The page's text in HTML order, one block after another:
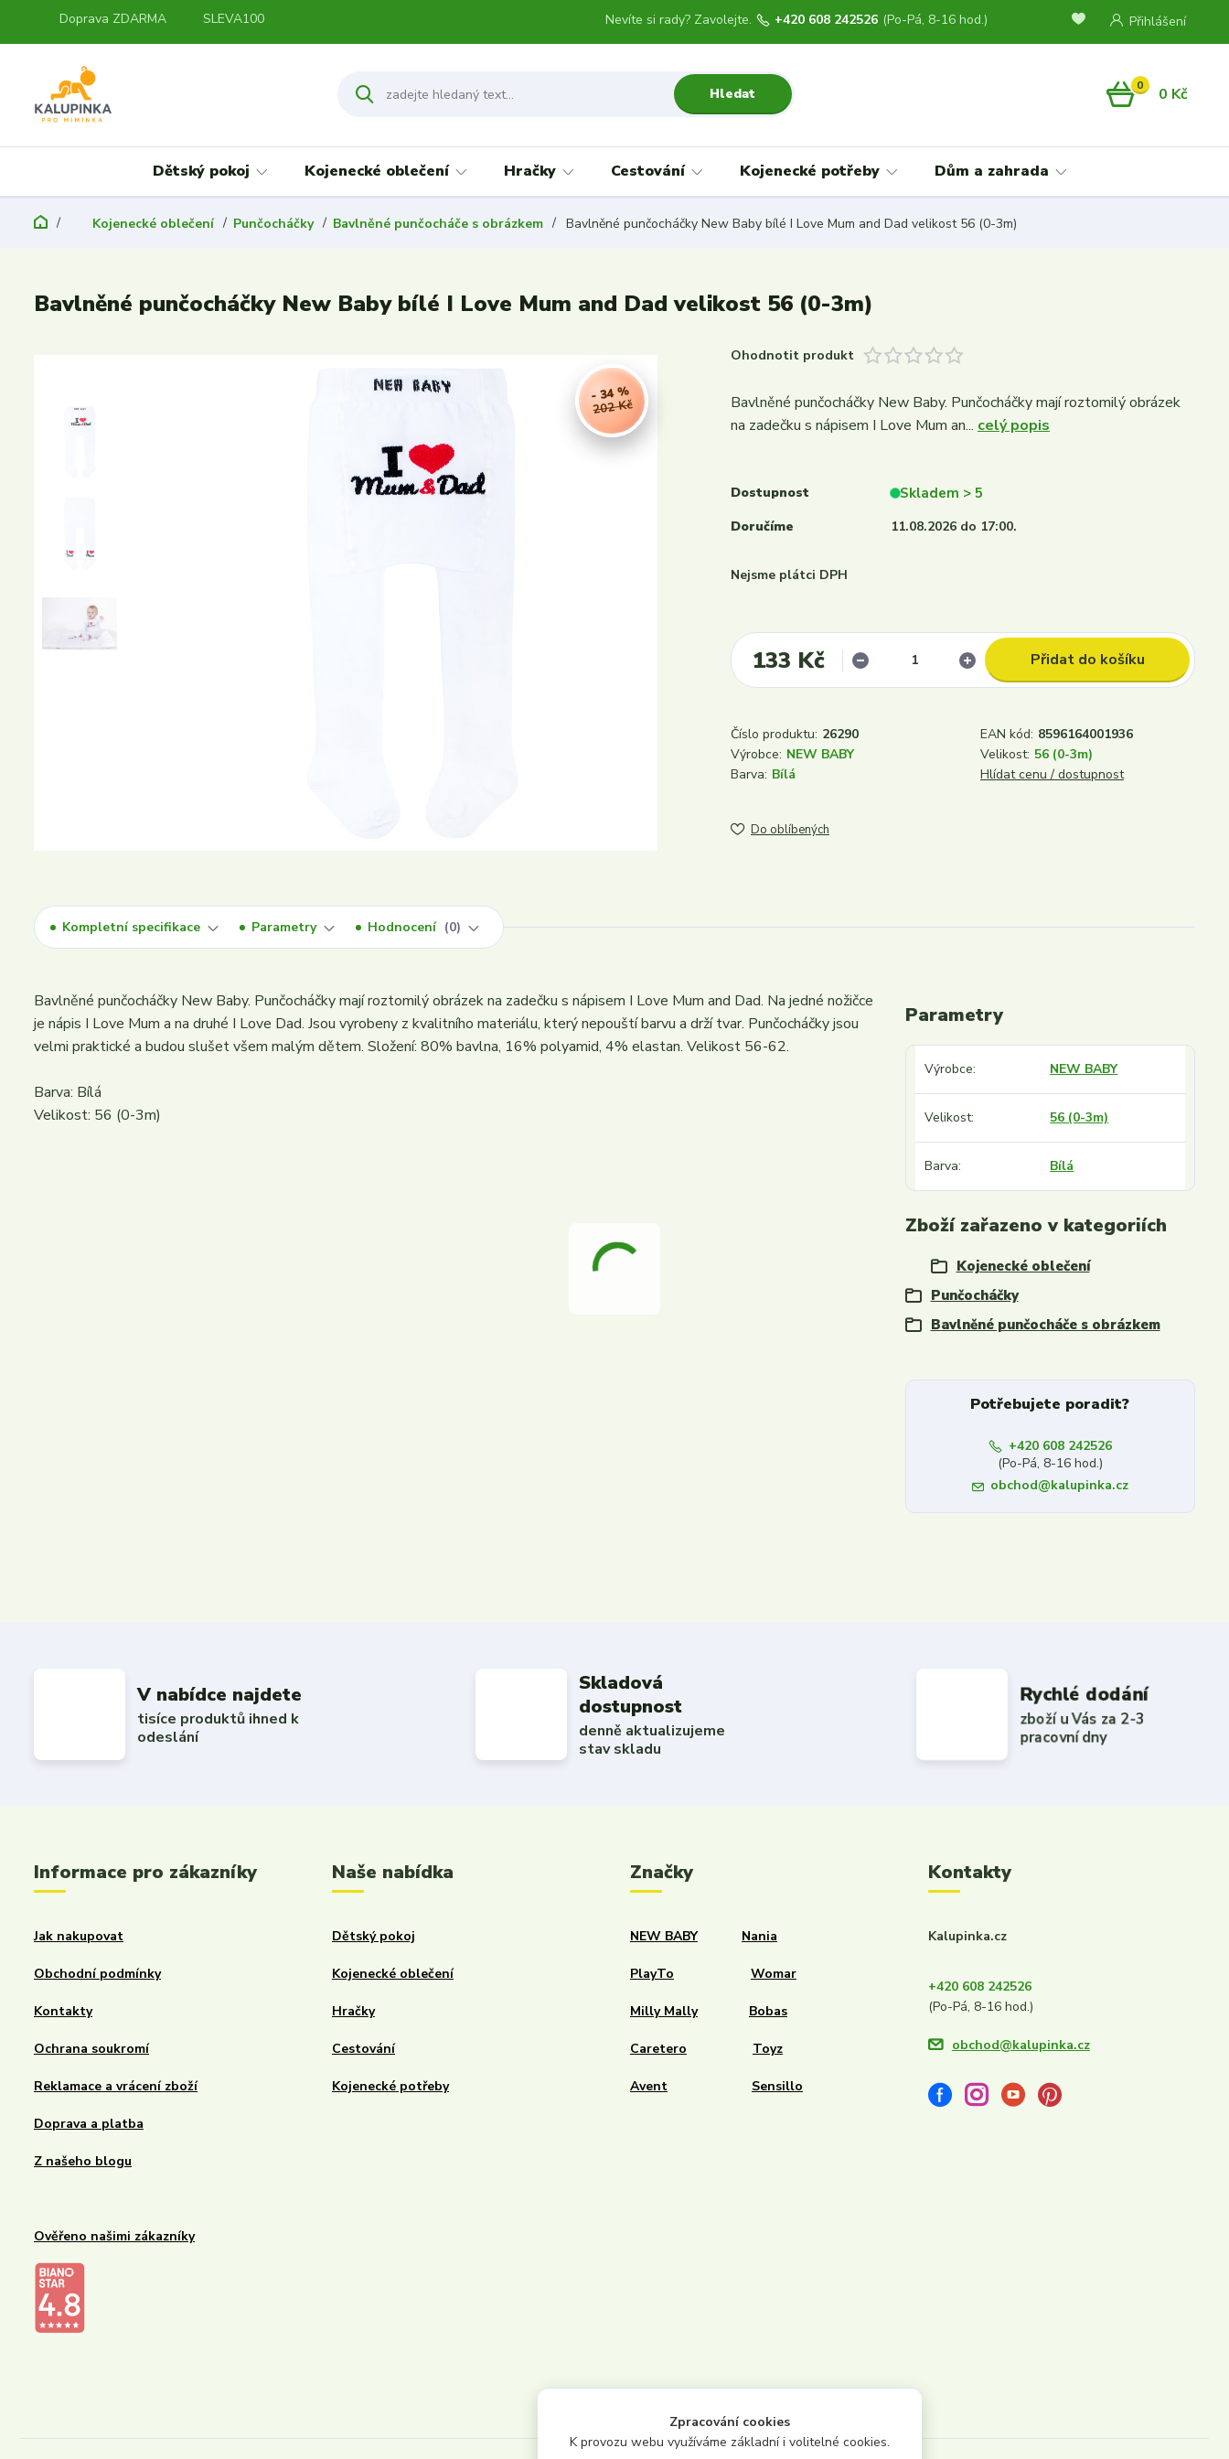
Doprava ZDARMA SLEVA100 Přihlášení
Hledat
Nevíte si rady? Zavolejte. +420 608 242526 (Po-Pá, 8-16 hod.)
0 0 Kč
Dětský pokoj Kojenecké oblečení Hračky Cestování Kojenecké potřeby Dům a zahrada
Kojenecké oblečení Punčocháčky Bavlněné punčocháče s obrázkem Bavlněné punčocháčky New Baby bílé I Love Mum and Dad velikost 56 (0-3m)
Bavlněné punčocháčky New Baby bílé I Love Mum and Dad velikost 56 (0-3m)
202 Kč
- 34 %
Ohodnotit produkt
Bavlněné punčocháčky New Baby. Punčocháčky mají roztomilý obrázek
na zadečku s nápisem I Love Mum an... celý popis
Dostupnost Skladem > 5
Doručíme 11.08.2026 do 17:00.
Nejsme plátci DPH
133 Kč Přidat do košíku
Číslo produktu: 26290 EAN kód: 8596164001936
Výrobce: NEW BABY Velikost: 56 (0-3m)
Barva: Bílá Hlídat cenu / dostupnost
Do oblíbených
Kompletní specifikace Parametry Hodnocení 0
Bavlněné punčocháčky New Baby. Punčocháčky mají roztomilý obrázek na zadečku s nápisem I Love Mum and Dad. Na jedné nožičce
je nápis I Love Mum a na druhé I Love Dad. Jsou vyrobeny z kvalitního materiálu, který nepouští barvu a drží tvar. Punčocháčky jsou
velmi praktické a budou slušet všem malým dětem. Složení: 80% bavlna, 16% polyamid, 4% elastan. Velikost 56-62.
Barva: Bílá
Velikost: 56 (0-3m)
Parametry
Výrobce NEW BABY
Velikost 56 (0-3m)
Barva Bílá
Zboží zařazeno v kategoriích
Kojenecké oblečení
Punčocháčky
Bavlněné punčocháče s obrázkem
Potřebujete poradit?
+420 608 242526
(Po-Pá, 8-16 hod.)
obchod@kalupinka.cz
V nabídce najdete
tisíce produktů ihned k
odeslání
Skladová
dostupnost
denně aktualizujeme
stav skladu
Rychlé dodání
zboží u Vás za 2-3
pracovní dny
Informace pro zákazníky
Jak nakupovat
Obchodní podmínky
Kontakty
Ochrana soukromí
Reklamace a vrácení zboží
Doprava a platba
Z našeho blogu
Ověřeno našimi zákazníky
Naše nabídka
Dětský pokoj
Kojenecké oblečení
Hračky
Cestování
Kojenecké potřeby
Značky
NEW BABY Nania
PlayTo Womar
Milly Mally Bobas
Caretero Toyz
Avent Sensillo
Kontakty
Kalupinka.cz
+420 608 242526
(Po-Pá, 8-16 hod.)
obchod@kalupinka.cz
Zpracování cookies
K provozu webu využíváme základní i volitelné cookies.